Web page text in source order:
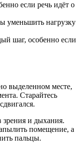
если речь идёт о
уменьшить нагрузку
шаг, особенно если
выделенном месте,
Старайтесь
зрения и дыхания.
помещение, а
пальцы.